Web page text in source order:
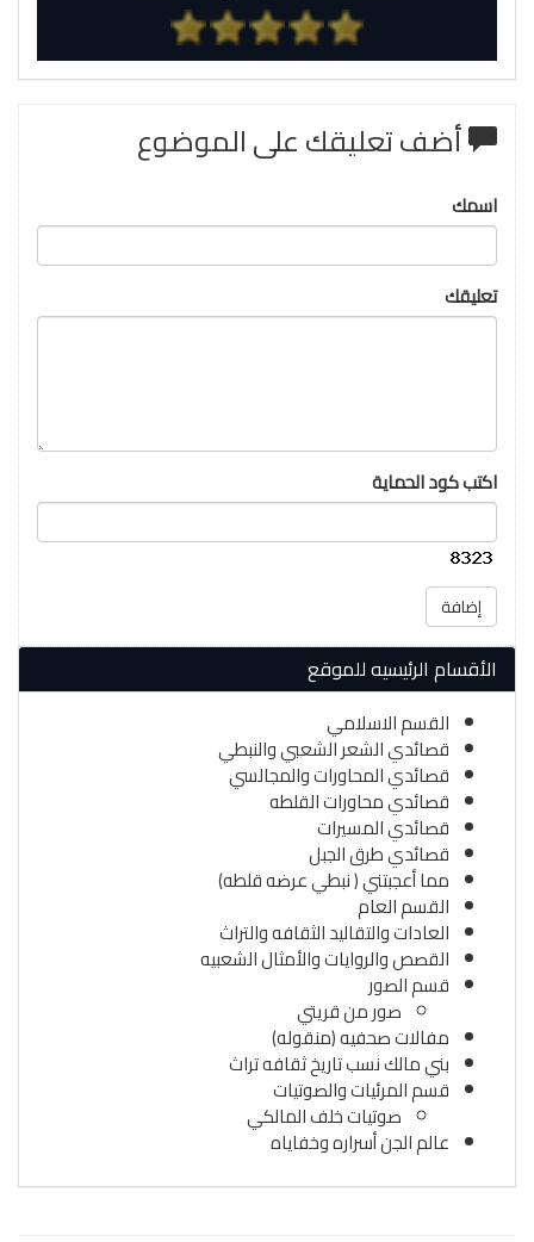
أضف تعليقك على الموضوع
اسمك
تعليقك
اكتب كود الحماية
إضافة
الأقسام الرئيسيه للموقع
القسم الاسلامي
قصائدي الشعر الشعبي والنبطي
قصائدي المحاورات والمجالسي
قصائدي محاورات القلطه
قصائدي المسيرات
قصائدي طرق الجبل
مما أعجبتني ( نبطي عرضه قلطه)
القسم العام
العادات والتقاليد الثقافه والتراث
القصص والروايات والأمثال الشعبيه
قسم الصور
صور من قريتي
مفالات صحفيه (منقوله)
بني مالك نسب تاريخ ثقافه تراث
قسم المرئيات والصوتيات
صوتيات خلف المالكي
عالم الجن أسراره وخفاياه